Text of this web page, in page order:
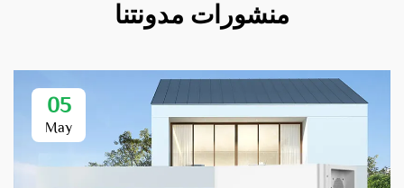
منشورات مدونتنا
05
May